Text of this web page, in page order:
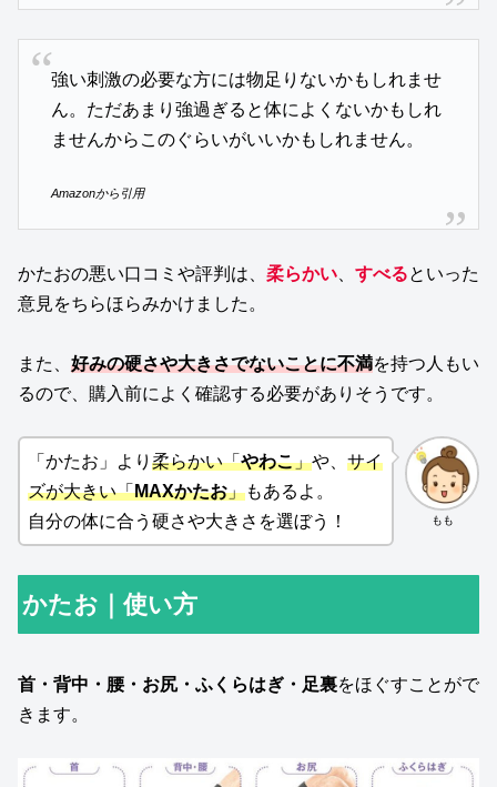
強い刺激の必要な方には物足りないかもしれませ
ん。ただあまり強過ぎると体によくないかもしれ
ませんからこのぐらいがいいかもしれません。
Amazonから引用
かたおの悪い口コミや評判は、 柔らかい すべるといった
意見をちらほらみかけました。
また、 好みの硬さや大きさでないことに不満を持つ人もい
るので、購入前によく確認する必要がありそうです。
もも
「かたお」より 柔らかい「やわこ」や、 サイ
ズが大きい「MAXかたお」もあるよ。
自分の体に合う硬さや大きさを選ぼう！
かたお｜使い方
首・背中・腰・お尻・ふくらはぎ・足裏をほぐすことがで
きます。